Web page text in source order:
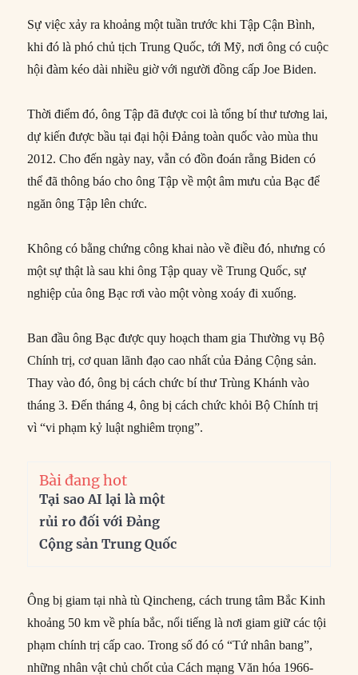
Sự việc xảy ra khoảng một tuần trước khi Tập Cận Bình,
khi đó là phó chủ tịch Trung Quốc, tới Mỹ, nơi ông có cuộc
hội đàm kéo dài nhiều giờ với người đồng cấp Joe Biden.
Thời điểm đó, ông Tập đã được coi là tổng bí thư tương lai,
dự kiến được bầu tại đại hội Đảng toàn quốc vào mùa thu
2012. Cho đến ngày nay, vẫn có đồn đoán rằng Biden có
thể đã thông báo cho ông Tập về một âm mưu của Bạc để
ngăn ông Tập lên chức.
Không có bằng chứng công khai nào về điều đó, nhưng có
một sự thật là sau khi ông Tập quay về Trung Quốc, sự
nghiệp của ông Bạc rơi vào một vòng xoáy đi xuống.
Ban đầu ông Bạc được quy hoạch tham gia Thường vụ Bộ
Chính trị, cơ quan lãnh đạo cao nhất của Đảng Cộng sản.
Thay vào đó, ông bị cách chức bí thư Trùng Khánh vào
tháng 3. Đến tháng 4, ông bị cách chức khỏi Bộ Chính trị
vì “vi phạm kỷ luật nghiêm trọng”.
Bài đang hot
Tại sao AI lại là một
rủi ro đối với Đảng
Cộng sản Trung Quốc
Ông bị giam tại nhà tù Qincheng, cách trung tâm Bắc Kinh
khoảng 50 km về phía bắc, nổi tiếng là nơi giam giữ các tội
phạm chính trị cấp cao. Trong số đó có “Tứ nhân bang”,
những nhân vật chủ chốt của Cách mạng Văn hóa 1966-